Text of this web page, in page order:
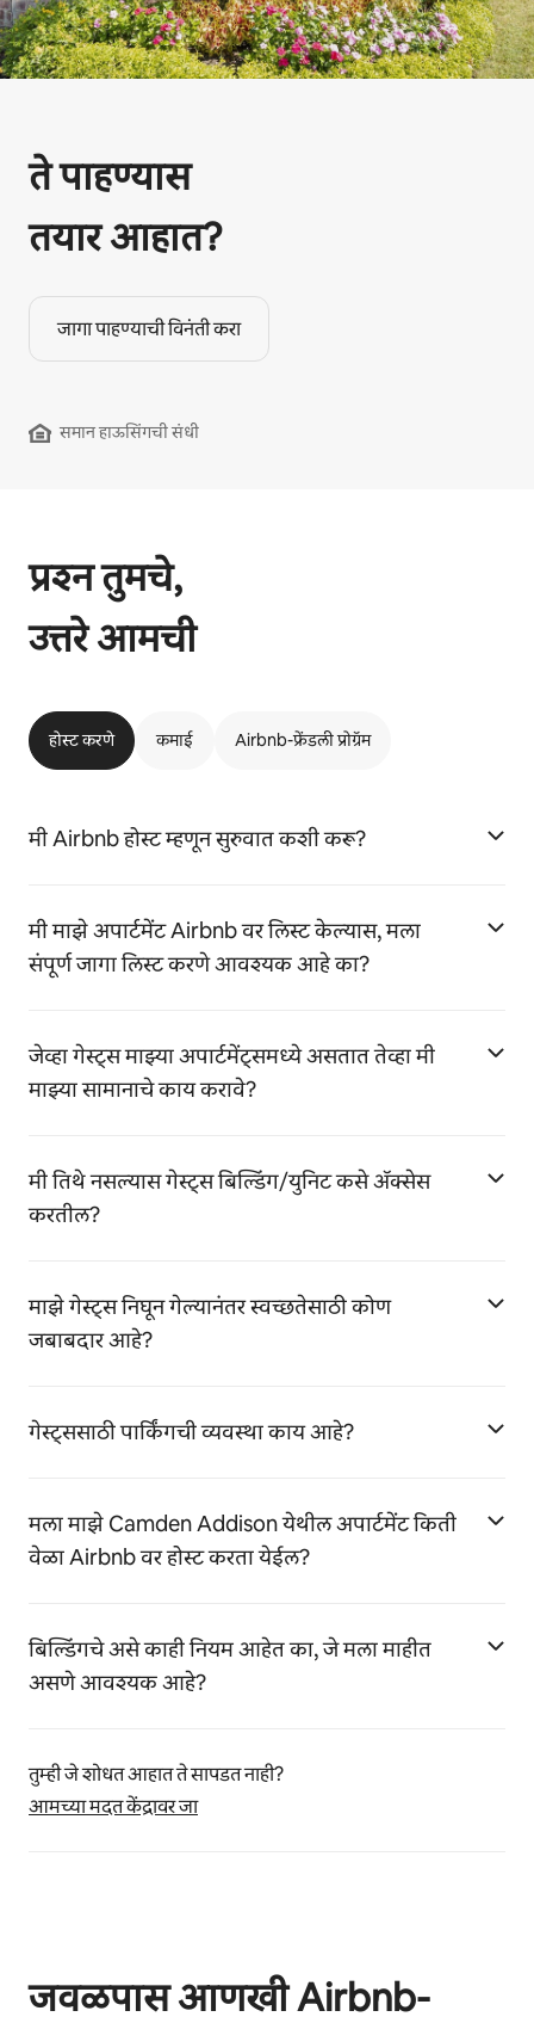
ते पाहण्यास
तयार आहात?
जागा पाहण्याची विनंती करा
समान हाऊसिंगची संधी
प्रश्न तुमचे,
उत्तरे आमची
होस्ट करणे कमाई Airbnb-फ्रेंडली प्रोग्रॅम
मी Airbnb होस्ट म्हणून सुरुवात कशी करू?
मी माझे अपार्टमेंट Airbnb वर लिस्ट केल्यास, मला
संपूर्ण जागा लिस्ट करणे आवश्यक आहे का?
जेव्हा गेस्ट्स माझ्या अपार्टमेंट्समध्ये असतात तेव्हा मी
माझ्या सामानाचे काय करावे?
मी तिथे नसल्यास गेस्ट्स बिल्डिंग/युनिट कसे ॲक्सेस
करतील?
माझे गेस्ट्स निघून गेल्यानंतर स्वच्छतेसाठी कोण
जबाबदार आहे?
गेस्ट्ससाठी पार्किंगची व्यवस्था काय आहे?
मला माझे Camden Addison येथील अपार्टमेंट किती
वेळा Airbnb वर होस्ट करता येईल?
बिल्डिंगचे असे काही नियम आहेत का, जे मला माहीत
असणे आवश्यक आहे?
तुम्ही जे शोधत आहात ते सापडत नाही?
आमच्या मदत केंद्रावर जा
जवळपास आणखी Airbnb-